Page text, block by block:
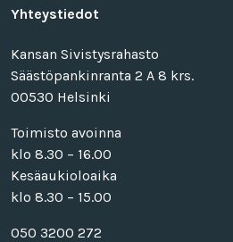
Yhteystiedot
Kansan Sivistysrahasto
Säästöpankinranta 2 A 8 krs.
00530 Helsinki
Toimisto avoinna
klo 8.30 – 16.00
Kesäaukioloaika
klo 8.30 – 15.00
050 3200 272